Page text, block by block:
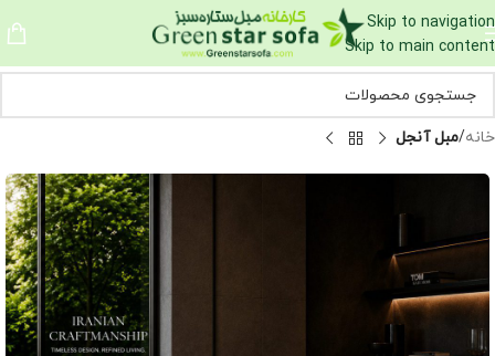
Skip to navigation
Skip to main content
خانه مبل آنجل